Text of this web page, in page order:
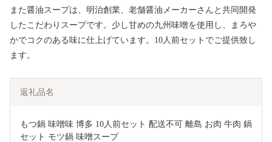
また醤油スープは、明治創業、老舗醤油メーカーさんと共同開発
したこだわりスープです。少し甘めの九州味噌を使用し、まろや
かでコクのある味に仕上げています。10人前セットでご提供致し
ます。
返礼品名
もつ鍋 味噌味 博多 10人前セット 配送不可 離島 お肉 牛肉 鍋
セット モツ鍋 味噌スープ